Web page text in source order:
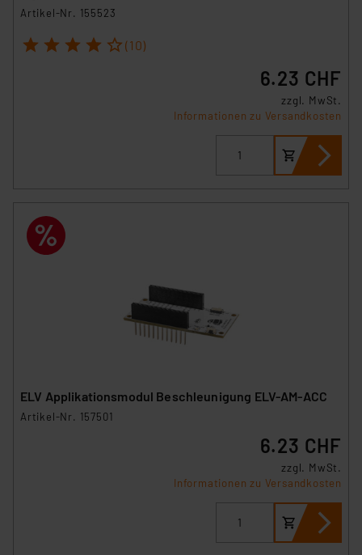
Artikel-Nr. 155523
1 2 3 4 5 (10)
6.23 CHF
zzgl. MwSt.
Informationen zu Versandkosten
ELV Applikationsmodul Beschleunigung ELV-AM-ACC
Artikel-Nr. 157501
6.23 CHF
zzgl. MwSt.
Informationen zu Versandkosten